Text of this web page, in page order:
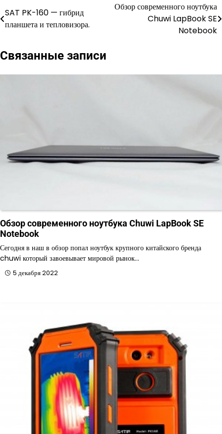
Навигация
по
SAT PK-160 — гибрид
планшета и тепловизора.
Обзор современного ноутбука
Chuwi LapBook SE
Notebook
Связанные записи
Обзор современного ноутбука Chuwi LapBook SE
Notebook
Сегодня в наш в обзор попал ноутбук крупного китайского бренда
chuwi который завоевывает мировой рынок…
5 декабря 2022